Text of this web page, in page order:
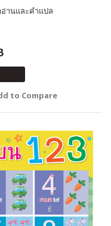
านและคำแปล
to Compare